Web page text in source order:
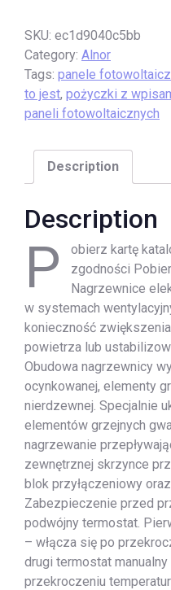
SKU: ec1d9040c5bb
Category: Alnor
Tags: panele
to jest, pożyczki z
paneli fotowoltaicznych
Description
Description
P
obierz kartę
zgodności
Nagrzewnice
w systemach
konieczność
powietrza lub
Obudowa nagrzewnicy
ocynkowanej, elementy
nierdzewnej. Specjalnie
elementów grzejnych
nagrzewanie
zewnętrznej skrzynce
blok przyłączeniowy
Zabezpieczenie przed
podwójny termostat.
– włącza się po
drugi termostat
przekroczeniu